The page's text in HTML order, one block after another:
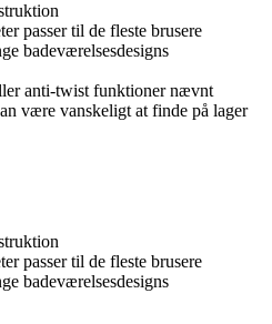
passer til de fleste brusere
badeværelsesdesigns
anti-twist funktioner nævnt
være vanskeligt at finde på lager
passer til de fleste brusere
badeværelsesdesigns